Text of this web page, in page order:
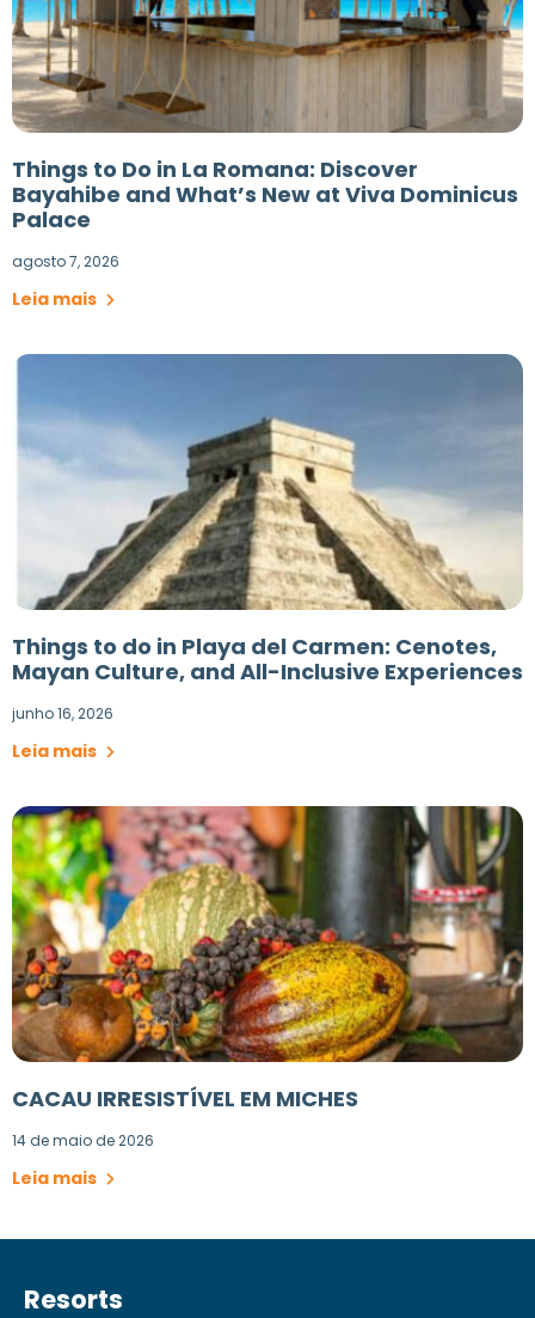
Things to Do in La Romana: Discover
Bayahibe and What’s New at Viva Dominicus
Palace
agosto 7, 2026
Leia mais
Things to do in Playa del Carmen: Cenotes,
Mayan Culture, and All-Inclusive Experiences
junho 16, 2026
Leia mais
CACAU IRRESISTÍVEL EM MICHES
14 de maio de 2026
Leia mais
Resorts